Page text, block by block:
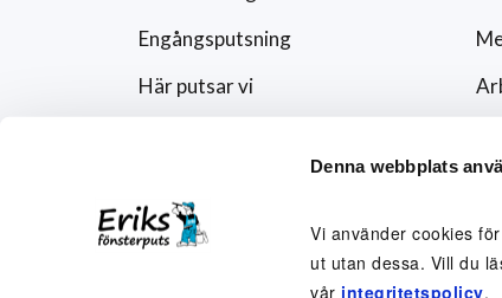
Denna webbplats
Vi använder cookies
ut utan dessa. Vill du
vår integritetspolicy.
Engångsputsning
Här putsar vi
Förändra abonnemanget
Rutavdrag och fönsterputs